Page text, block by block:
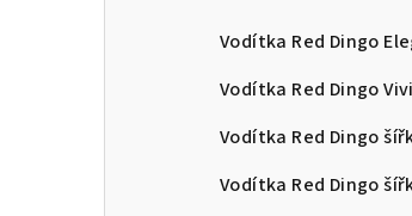
Vodítka Red Dingo
Vodítka Red Dingo
Vodítka Red Dingo
Vodítka Red Dingo